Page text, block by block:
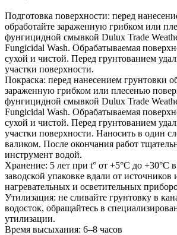
Подготовка поверхности: перед
обработайте зараженную грибком или
фунгицидной смывкой Dulux Trade
Fungicidal Wash. Обрабатываемая
сухой и чистой. Перед грунтованием
участки поверхности.
Покраска: перед нанесением грунтовки
зараженную грибком или плесенью
фунгицидной смывкой Dulux Trade
Fungicidal Wash. Обрабатываемая
сухой и чистой. Перед грунтованием
участки поверхности. Наносить в один
валиком. После окончания работ
инструмент водой.
Хранение: 5 лет при t° от +5°С до +30°С
заводской упаковке вдали от источников
нагревательных и осветительных
Утилизация: не сливайте грунтовку в
водосток, обращайтесь в
утилизации.
Время высыхания: 6–8 часов